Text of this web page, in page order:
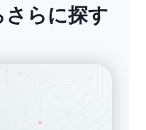
さらに探す